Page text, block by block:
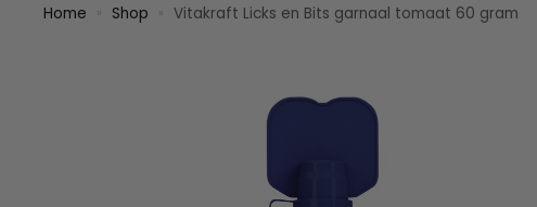
Home Shop Vitakraft Licks en Bits garnaal tomaat 60 gram